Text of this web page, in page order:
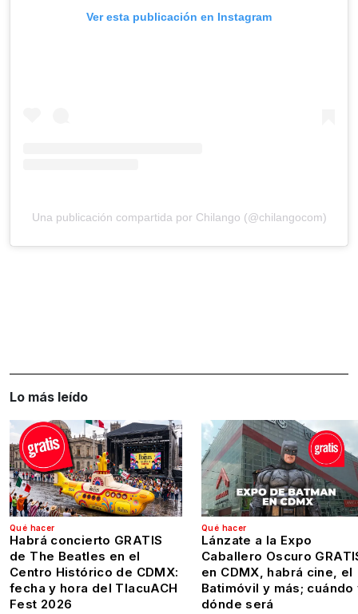
Ver esta publicación en Instagram
Una publicación compartida por Chilango (@chilangocom)
Lo más leído
Qué hacer
Habrá concierto GRATIS
de The Beatles en el
Centro Histórico de CDMX:
fecha y hora del TlacuACH
Fest 2026
Qué hacer
Lánzate a la Expo
Caballero Oscuro
en CDMX, habrá cine, el
Batimóvil y más; cuándo
dónde será